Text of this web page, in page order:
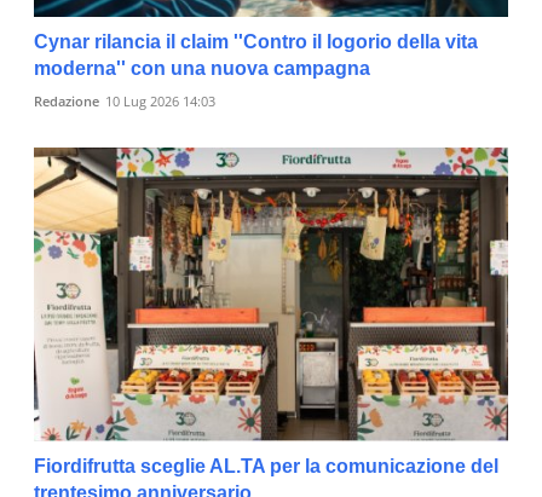
Cynar rilancia il claim ''Contro il logorio della vita
moderna'' con una nuova campagna
Redazione 10 Lug 2026 14:03
Fiordifrutta sceglie AL.TA per la comunicazione del
trentesimo anniversario